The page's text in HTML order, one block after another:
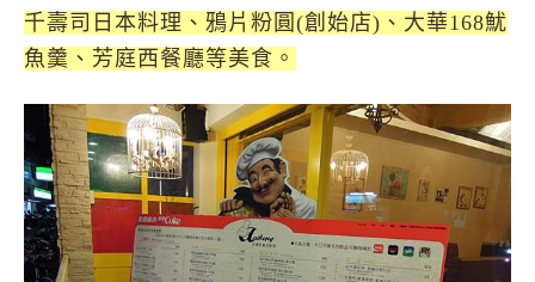
千壽司日本料理、鴉片粉圓(創始店)、大華168魷
魚羹、芳庭西餐廳等美食。